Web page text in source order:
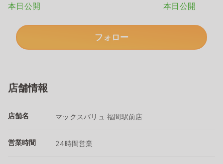
本日公開
本日公開
フォロー
店舗情報
店舗名 マックスバリュ 福間駅前店
営業時間 24時間営業